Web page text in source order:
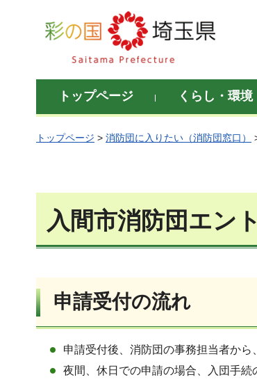
彩の国 埼玉県
トップページ くらし・環境
トップページ > 消防団に入りたい（消防団窓口）
入間市消防団エン
申請受付の流れ
申請受付後、消防団の事務担当者から
夜間、休日での申請の場合、入団手続